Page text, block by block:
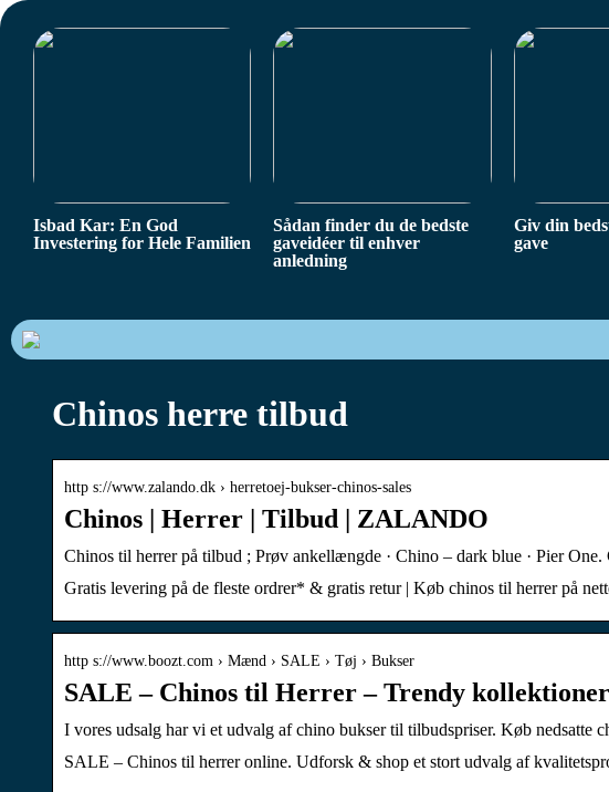
Isbad Kar: En God
Investering for Hele Familien
Sådan finder du de bedste
gaveidéer til enhver
anledning
Giv din
gave
Chinos herre tilbud
http s://www.zalando.dk › herretoej-bukser-chinos-sales
Chinos | Herrer | Tilbud | ZALANDO
Chinos til herrer på tilbud ; Prøv ankellængde · Chino – dark blue · Pier
Gratis levering på de fleste ordrer* & gratis retur | Køb chinos til herrer på
http s://www.boozt.com › Mænd › SALE › Tøj › Bukser
SALE – Chinos til Herrer – Trendy
I vores udsalg har vi et udvalg af chino bukser til tilbudspriser. Køb
SALE – Chinos til herrer online. Udforsk & shop et stort udvalg af